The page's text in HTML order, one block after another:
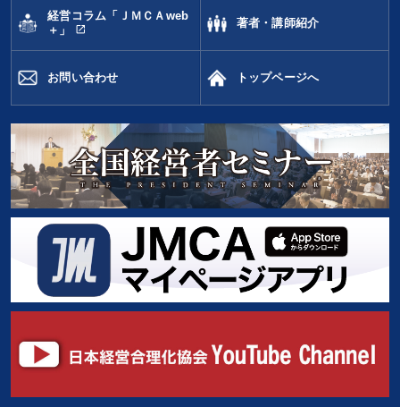
経営コラム「ＪＭＣＡweb
＋」
open_in_new
著者・講師紹介
お問い合わせ トップページへ